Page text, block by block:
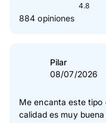
4.8
884 opiniones
Estrella(s)
Estrella(s)
2 Estrella(s)
1 Estrella(s)
Pilar
08/07/2026
Me encanta este tipo
calidad es muy buena